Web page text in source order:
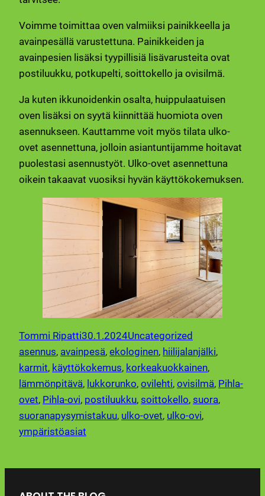
Voimme toimittaa oven valmiiksi painikkeella ja
avainpesällä varustettuna. Painikkeiden ja
avainpesien lisäksi tyypillisiä lisävarusteita ovat
postiluukku, potkupelti, soittokello ja ovisilmä.
Ja kuten ikkunoidenkin osalta, huippulaatuisen
oven lisäksi on syytä kiinnittää huomiota oven
asennukseen. Kauttamme voit myös tilata ulko-
ovet asennettuna, jolloin asiantuntijamme hoitavat
puolestasi asennustyöt. Ulko-ovet asennettuna
oikein takaavat vuosiksi hyvän käyttökokemuksen.
Tommi Ripatti30.1.2024Uncategorized
asennus, avainpesä, ekologinen, hiilijalanjälki
karmit, käyttökokemus, korkeakuokkainen
lämmönpitävä, lukkorunko, ovilehti, ovisilmä, Pihla-
ovet, Pihla-ovi, postiluukku, soittokello, suora
suoranapysymistakuu, ulko-ovet, ulko-ovi
ympäristöasiat